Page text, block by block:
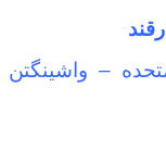
– واشینگتن